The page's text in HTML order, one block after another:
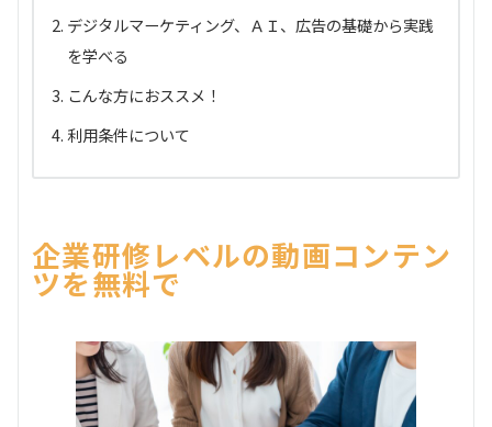
デジタルマーケティング、ＡＩ、広告の基礎から実践
を学べる
こんな方におススメ！
利用条件について
企業研修レベルの動画コンテン
ツを無料で